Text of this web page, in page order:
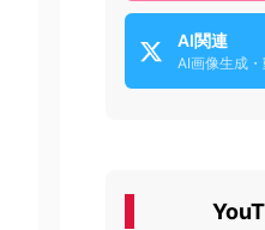
AI関連
AI画像生成